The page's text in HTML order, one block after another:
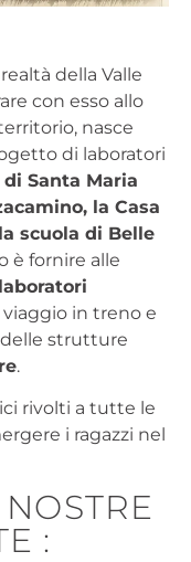
della Valle
con esso allo
nasce
di laboratori
Santa Maria
la Casa
scuola di Belle
è fornire alle
laboratori
in treno e
delle strutture
.
rivolti a tutte le
i ragazzi nel
: